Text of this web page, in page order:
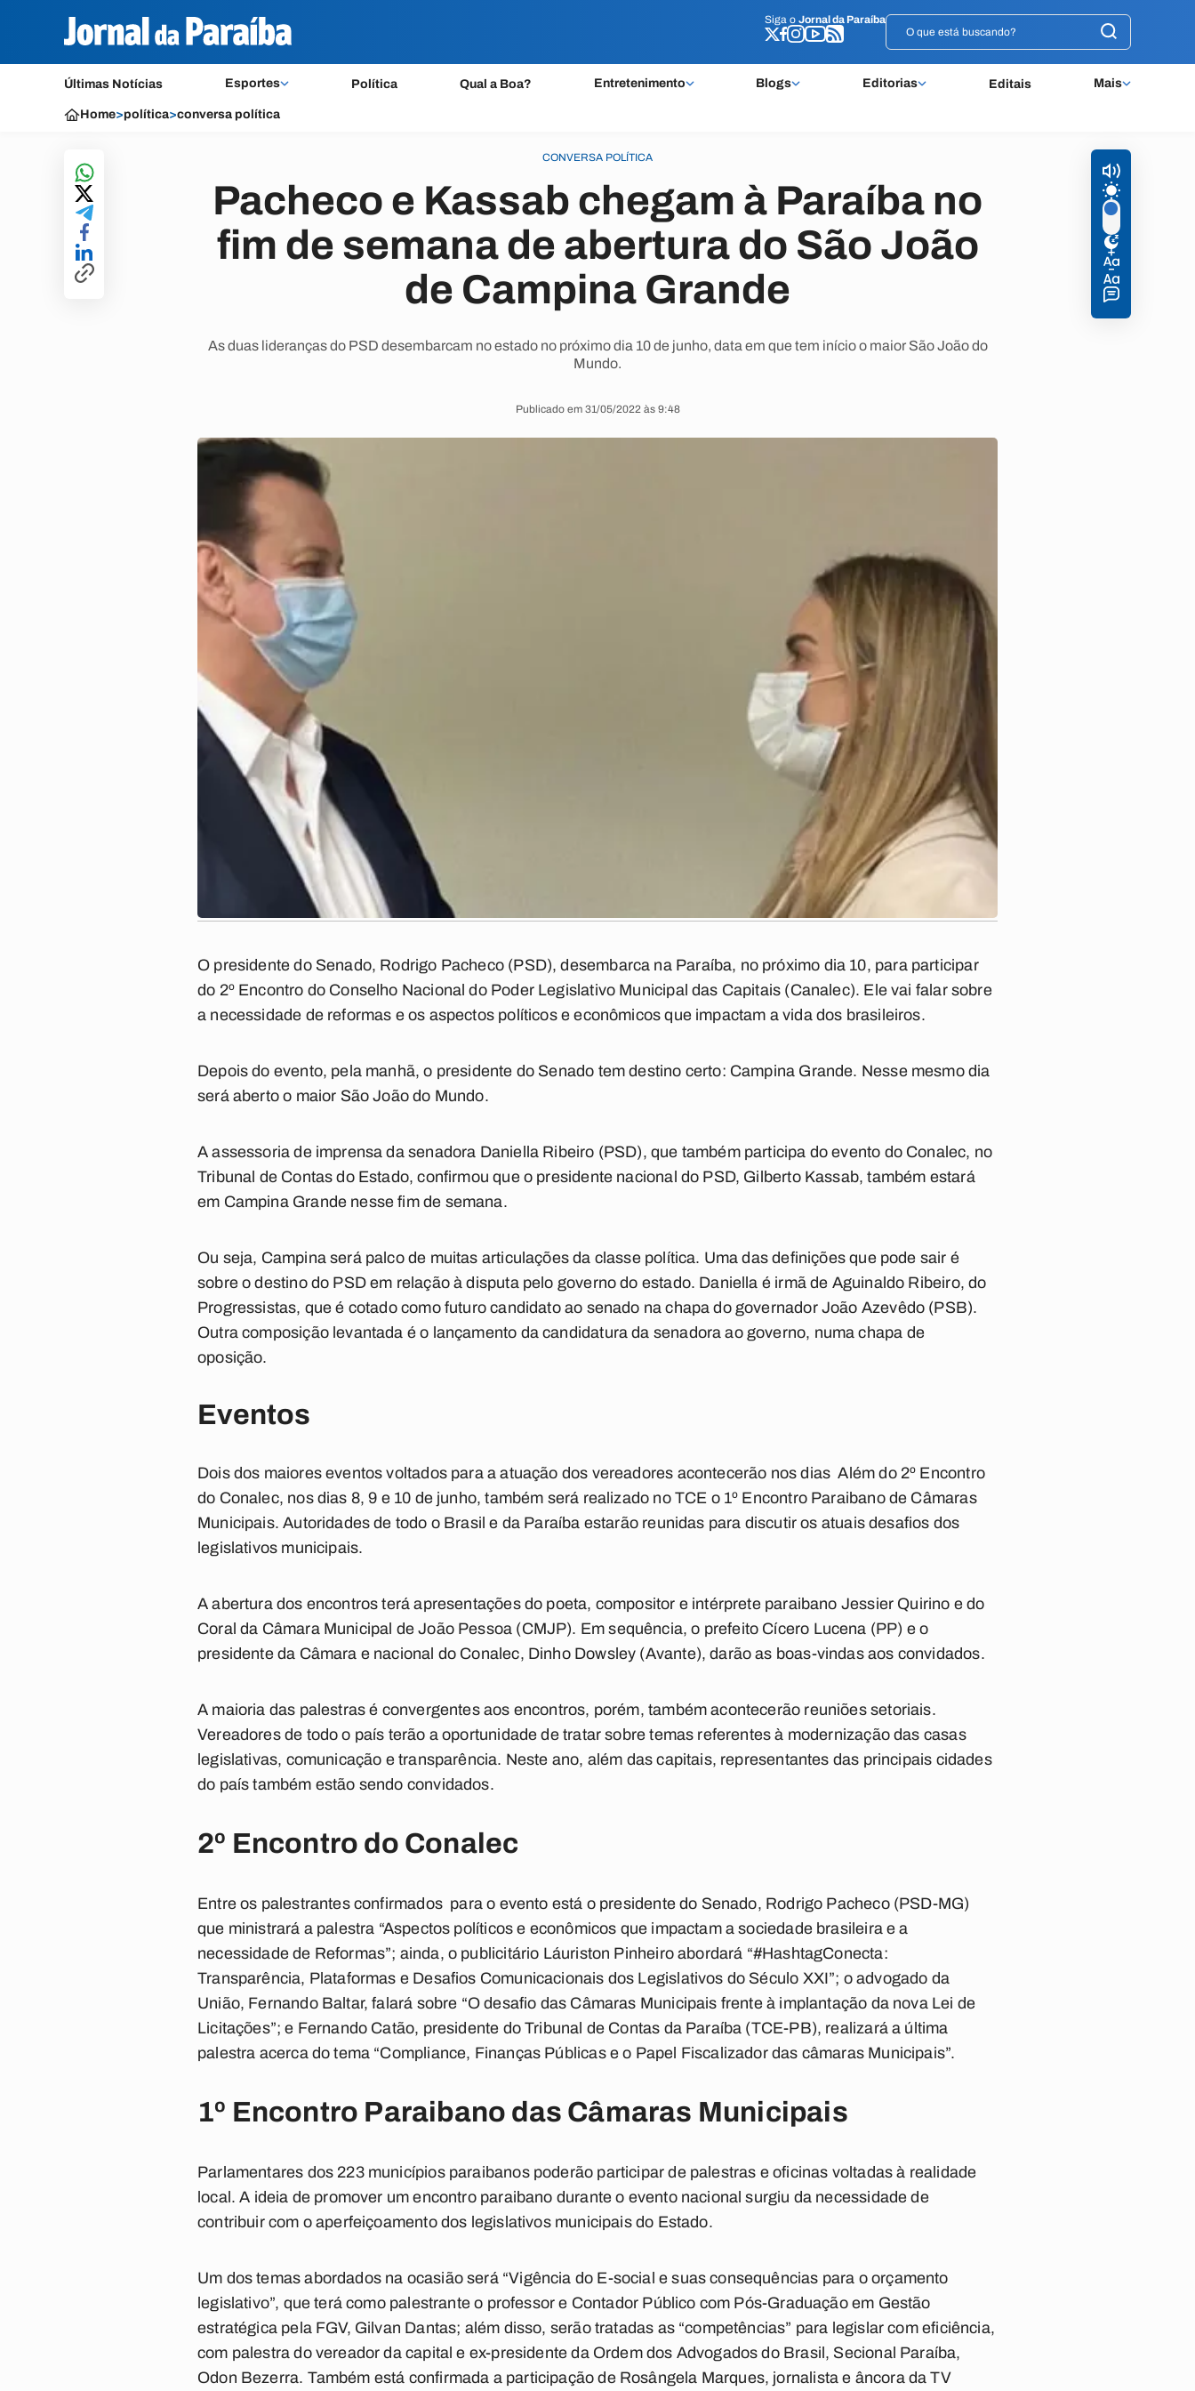
Siga o Jornal da Paraíba
Últimas Notícias Esportes Política Qual a Boa? Entretenimento Blogs Editorias Editais Mais
Siga o Jornal da Paraíba
Home>política>conversa política
CONVERSA POLÍTICA
Pacheco e Kassab chegam à Paraíba no
fim de semana de abertura do São João
de Campina Grande
As duas lideranças do PSD desembarcam no estado no próximo dia 10 de junho, data em que tem início o maior São João do
Mundo.
Publicado em 31/05/2022 às 9:48
O presidente do Senado, Rodrigo Pacheco (PSD), desembarca na Paraíba, no próximo dia 10, para participar
do 2º Encontro do Conselho Nacional do Poder Legislativo Municipal das Capitais (Canalec). Ele vai falar sobre
a necessidade de reformas e os aspectos políticos e econômicos que impactam a vida dos brasileiros.
Depois do evento, pela manhã, o presidente do Senado tem destino certo: Campina Grande. Nesse mesmo dia
será aberto o maior São João do Mundo.
A assessoria de imprensa da senadora Daniella Ribeiro (PSD), que também participa do evento do Conalec, no
Tribunal de Contas do Estado, confirmou que o presidente nacional do PSD, Gilberto Kassab, também estará
em Campina Grande nesse fim de semana.
Ou seja, Campina será palco de muitas articulações da classe política. Uma das definições que pode sair é
sobre o destino do PSD em relação à disputa pelo governo do estado. Daniella é irmã de Aguinaldo Ribeiro, do
Progressistas, que é cotado como futuro candidato ao senado na chapa do governador João Azevêdo (PSB).
Outra composição levantada é o lançamento da candidatura da senadora ao governo, numa chapa de
oposição.
Eventos
Dois dos maiores eventos voltados para a atuação dos vereadores acontecerão nos dias Além do 2º Encontro
do Conalec, nos dias 8, 9 e 10 de junho, também será realizado no TCE o 1º Encontro Paraibano de Câmaras
Municipais. Autoridades de todo o Brasil e da Paraíba estarão reunidas para discutir os atuais desafios dos
legislativos municipais.
A abertura dos encontros terá apresentações do poeta, compositor e intérprete paraibano Jessier Quirino e do
Coral da Câmara Municipal de João Pessoa (CMJP). Em sequência, o prefeito Cícero Lucena (PP) e o
presidente da Câmara e nacional do Conalec, Dinho Dowsley (Avante), darão as boas-vindas aos convidados.
A maioria das palestras é convergentes aos encontros, porém, também acontecerão reuniões setoriais.
Vereadores de todo o país terão a oportunidade de tratar sobre temas referentes à modernização das casas
legislativas, comunicação e transparência. Neste ano, além das capitais, representantes das principais cidades
do país também estão sendo convidados.
2º Encontro do Conalec
Entre os palestrantes confirmados para o evento está o presidente do Senado, Rodrigo Pacheco(PSD-MG)
que ministrará a palestra “Aspectos políticos e econômicos que impactam a sociedade brasileira e a
necessidade de Reformas”; ainda, o publicitário Láuriston Pinheiro abordará “#HashtagConecta:
Transparência, Plataformas e Desafios Comunicacionais dos Legislativos do Século XXI”; o advogado da
União, Fernando Baltar, falará sobre “O desafio das Câmaras Municipais frente à implantação da nova Lei de
Licitações”; e Fernando Catão, presidente do Tribunal de Contas da Paraíba (TCE-PB), realizará a última
palestra acerca do tema “Compliance, Finanças Públicas e o Papel Fiscalizador das câmaras Municipais”.
1º Encontro Paraibano das Câmaras Municipais
Parlamentares dos 223 municípios paraibanos poderão participar de palestras e oficinas voltadas à realidade
local. A ideia de promover um encontro paraibano durante o evento nacional surgiu da necessidade de
contribuir com o aperfeiçoamento dos legislativos municipais do Estado.
Um dos temas abordados na ocasião será “Vigência do E-social e suas consequências para o orçamento
legislativo”, que terá como palestrante o professor e Contador Público com Pós-Graduação em Gestão
estratégica pela FGV, Gilvan Dantas; além disso, serão tratadas as “competências” para legislar com eficiência,
com palestra do vereador da capital e ex-presidente da Ordem dos Advogados do Brasil, Secional Paraíba,
Odon Bezerra. Também está confirmada a participação de Rosângela Marques, jornalista e âncora da TV